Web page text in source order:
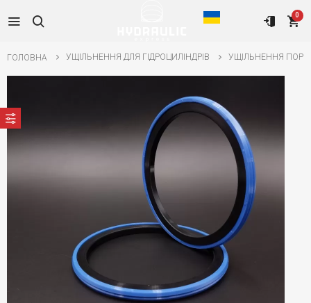
0
ГОЛОВНА УЩІЛЬНЕННЯ ДЛЯ ГІДРОЦИЛІНДРІВ УЩІЛЬНЕННЯ